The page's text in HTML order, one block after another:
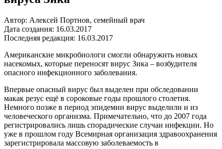
Автор: Алексей Портнов, семейный врач
Дата создания: 16.03.2017
Последняя редакция: 16.03.2017
Американские микробиологи смогли обнаружить новых
насекомых, которые переносят вирус Зика – возбудителя
опасного инфекционного заболевания.
Впервые опасный вирус был выделен при обследовании
макак резус ещё в сороковые годы прошлого столетия.
Немного позже в период эпидемии вирус выделили и из
человеческого организма. Примечательно, что до 2007 года
регистрировались лишь спорадические случаи инфекции. Но
уже в прошлом году Всемирная организация здравоохранения
зарегистрировала массовую заболеваемость в